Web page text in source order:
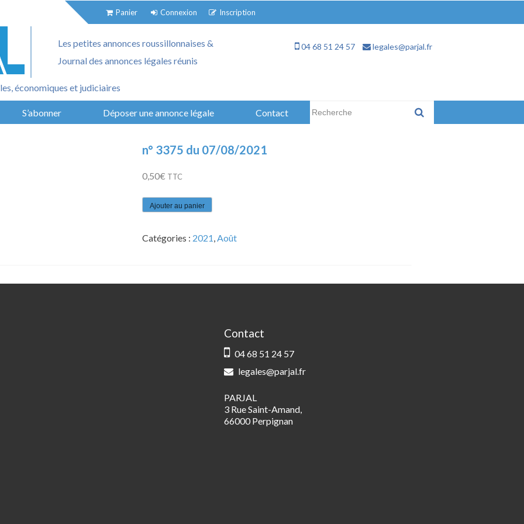
Panier Connexion Inscription
Les petites annonces roussillonnaises &
Journal des annonces légales réunis
04 68 51 24 57 legales@parjal.fr
économiques et judiciaires
S’abonner Déposer une annonce légale Contact
n° 3375 du 07/08/2021
0,50€ TTC
quantité
de
3375
Ajouter au panier
Catégories : 2021,Août
Contact
04 68 51 24 57
legales@parjal.fr
PARJAL
3 Rue Saint-Amand,
66000 Perpignan